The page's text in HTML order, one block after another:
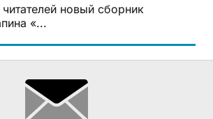
новый сборник
«...